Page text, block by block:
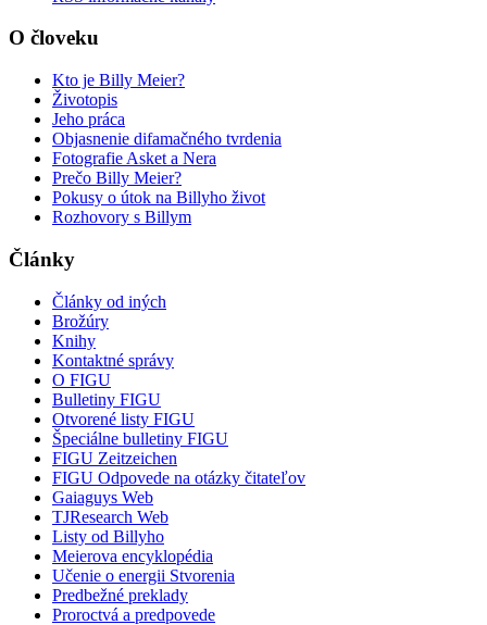
O človeku
Kto je Billy Meier?
Životopis
Jeho práca
Objasnenie difamačného tvrdenia
Fotografie Asket a Nera
Prečo Billy Meier?
Pokusy o útok na Billyho život
Rozhovory s Billym
Články
Články od iných
Brožúry
Knihy
Kontaktné správy
O FIGU
Bulletiny FIGU
Otvorené listy FIGU
Špeciálne bulletiny FIGU
FIGU Zeitzeichen
FIGU Odpovede na otázky čitateľov
Gaiaguys Web
TJResearch Web
Listy od Billyho
Meierova encyklopédia
Učenie o energii Stvorenia
Predbežné preklady
Proroctvá a predpovede